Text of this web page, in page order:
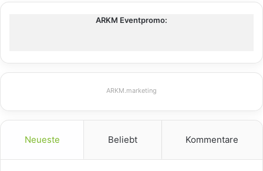
ARKM Eventpromo:
ARKM.marketing
Neueste Beliebt Kommentare